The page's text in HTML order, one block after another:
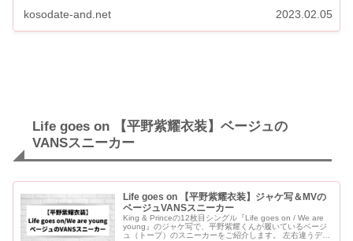
kosodate-and.net 2023.02.05
Life goes on 【平野紫耀衣装】ベージュの
VANSスニーカー
Life goes on 【平野紫耀衣装】ジャケ写＆MVの
ベージュVANSスニーカー
King & Princeの12枚目シングル『Life goes on / We are
young』のジャケ写で、平野紫耀くんが履いているベージ
ュ（トープ）のスニーカーをご紹介します。 左右違うデザ